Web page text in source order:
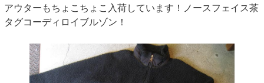
アウターもちょこちょこ入荷しています！ノースフェイス茶
タグコーディロイブルゾン！